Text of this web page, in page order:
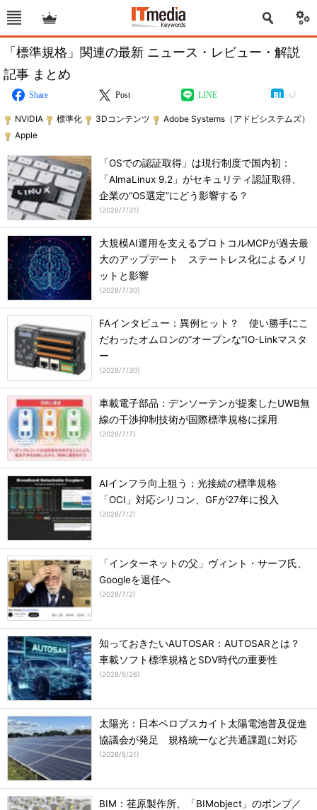
「標準規格」関連の最新 ニュース・レビュー・解説
記事 まとめ
Share Post LINE
NVIDIA 標準化 3Dコンテンツ
Adobe Systems（アドビシステムズ）
Apple
「OSでの認証取得」は現行制度で国内初：
「AlmaLinux 9.2」がセキュリティ認証取得、
企業の“OS選定”にどう影響する？
(2026/7/31)
大規模AI運用を支えるプロトコルMCPが過去最
大のアップデート ステートレス化によるメリ
ットと影響
(2026/7/30)
FAインタビュー：異例ヒット？ 使い勝手にこ
だわったオムロンの“オープンな”IO-Linkマスタ
ー
(2026/7/30)
車載電子部品：デンソーテンが提案したUWB無
線の干渉抑制技術が国際標準規格に採用
(2026/7/7)
AIインフラ向上狙う：光接続の標準規格
「OCI」対応シリコン、GFが27年に投入
(2026/7/2)
「インターネットの父」ヴィント・サーフ氏、
Googleを退任へ
(2026/7/2)
知っておきたいAUTOSAR：AUTOSARとは？
車載ソフト標準規格とSDV時代の重要性
(2026/5/26)
太陽光：日本ペロブスカイト太陽電池普及促進
協議会が発足 規格統一など共通課題に対応
(2026/5/21)
BIM：荏原製作所、「BIMobject」のポンプ／